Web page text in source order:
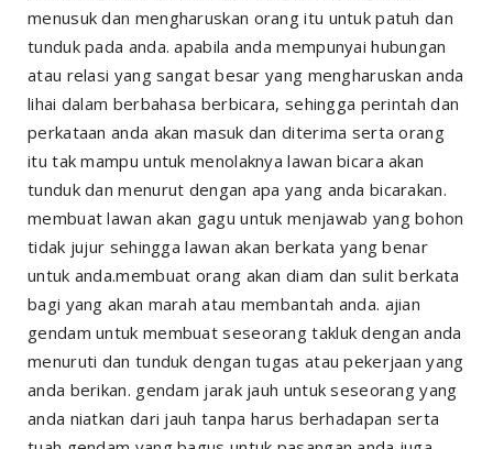
menusuk dan mengharuskan orang itu untuk patuh dan
tunduk pada anda. apabila anda mempunyai hubungan
atau relasi yang sangat besar yang mengharuskan anda
lihai dalam berbahasa berbicara, sehingga perintah dan
perkataan anda akan masuk dan diterima serta orang
itu tak mampu untuk menolaknya lawan bicara akan
tunduk dan menurut dengan apa yang anda bicarakan.
membuat lawan akan gagu untuk menjawab yang bohon
tidak jujur sehingga lawan akan berkata yang benar
untuk anda.membuat orang akan diam dan sulit berkata
bagi yang akan marah atau membantah anda. ajian
gendam untuk membuat seseorang takluk dengan anda
menuruti dan tunduk dengan tugas atau pekerjaan yang
anda berikan. gendam jarak jauh untuk seseorang yang
anda niatkan dari jauh tanpa harus berhadapan serta